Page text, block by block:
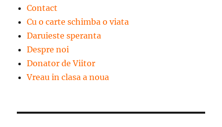
Contact
Cu o carte schimba o viata
Daruieste speranta
Despre noi
Donator de Viitor
Vreau in clasa a noua